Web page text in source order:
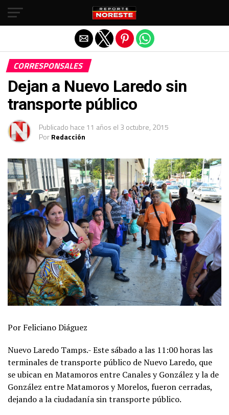
CORRESPONSALES
Dejan a Nuevo Laredo sin
transporte público
Publicado hace 11 años el 3 octubre, 2015
PorRedacción
Por Feliciano Diáguez
Nuevo Laredo Tamps.- Este sábado a las 11:00 horas las
terminales de transporte público de Nuevo Laredo, que
se ubican en Matamoros entre Canales y González y la de
González entre Matamoros y Morelos, fueron cerradas,
dejando a la ciudadanía sin transporte público.
Salir de la versión móvil